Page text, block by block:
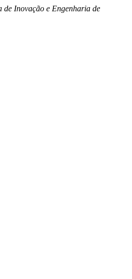
de Inovação e Engenharia de